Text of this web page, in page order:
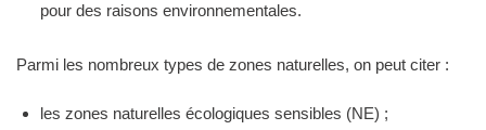
pour des raisons environnementales.
Parmi les nombreux types de zones naturelles, on peut citer :
les zones naturelles écologiques sensibles (NE) ;